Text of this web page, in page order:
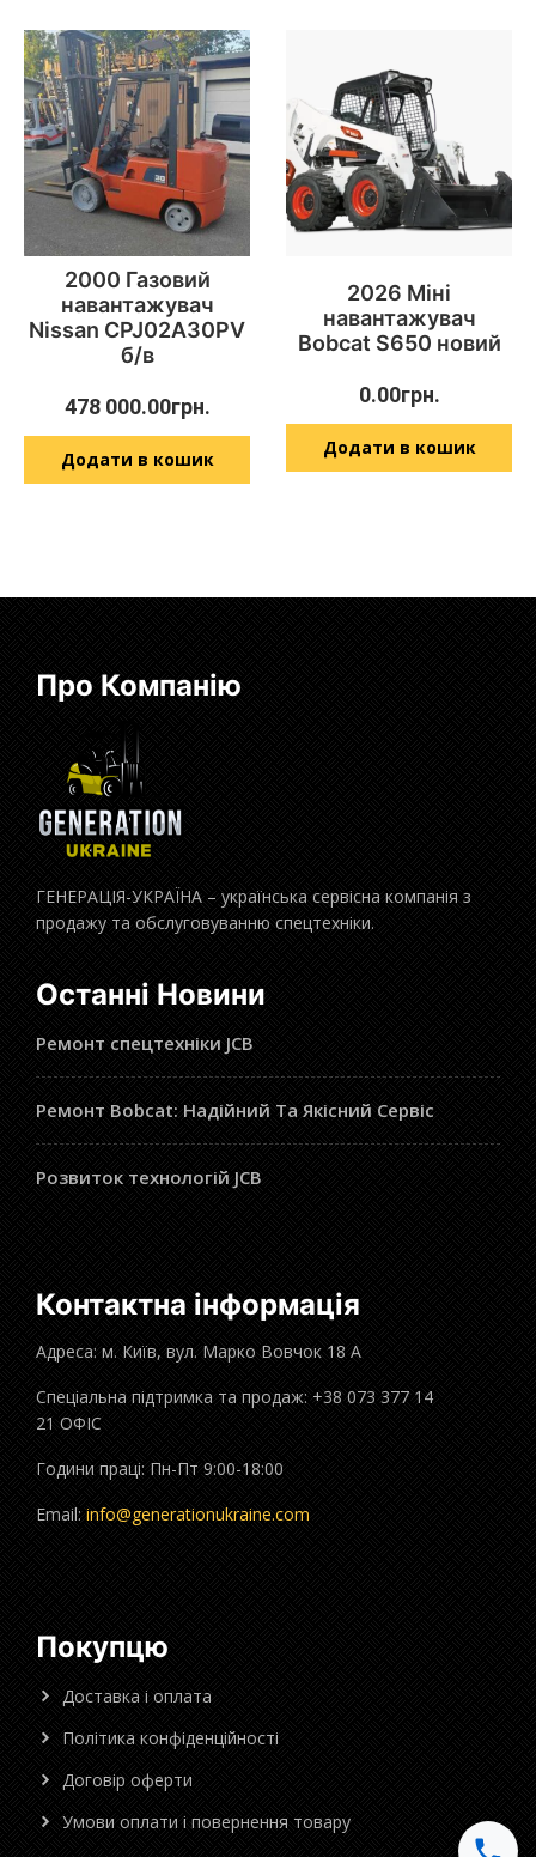
2000 Газовий
навантажувач
Nissan CPJ02A30PV
б/в
478 000.00грн.
Додати в кошик
2026 Міні
навантажувач
Bobcat S650 новий
0.00грн.
Додати в кошик
Про Компанію
ГЕНЕРАЦІЯ-УКРАЇНА – українська сервісна компанія з
продажу та обслуговуванню спецтехніки.
Останні Новини
Ремонт спецтехніки JCB
Ремонт Bobcat: Надійний Та Якісний Сервіс
Розвиток технологій JCB
Контактна інформація
Адреса: м. Київ, вул. Марко Вовчок 18 А
Спеціальна підтримка та продаж: +38 073 377 14
21 ОФІС
Години праці: Пн-Пт 9:00-18:00
Email: info@generationukraine.com
Покупцю
Доставка і оплата
Політика конфіденційності
Договір оферти
Умови оплати і повернення товару